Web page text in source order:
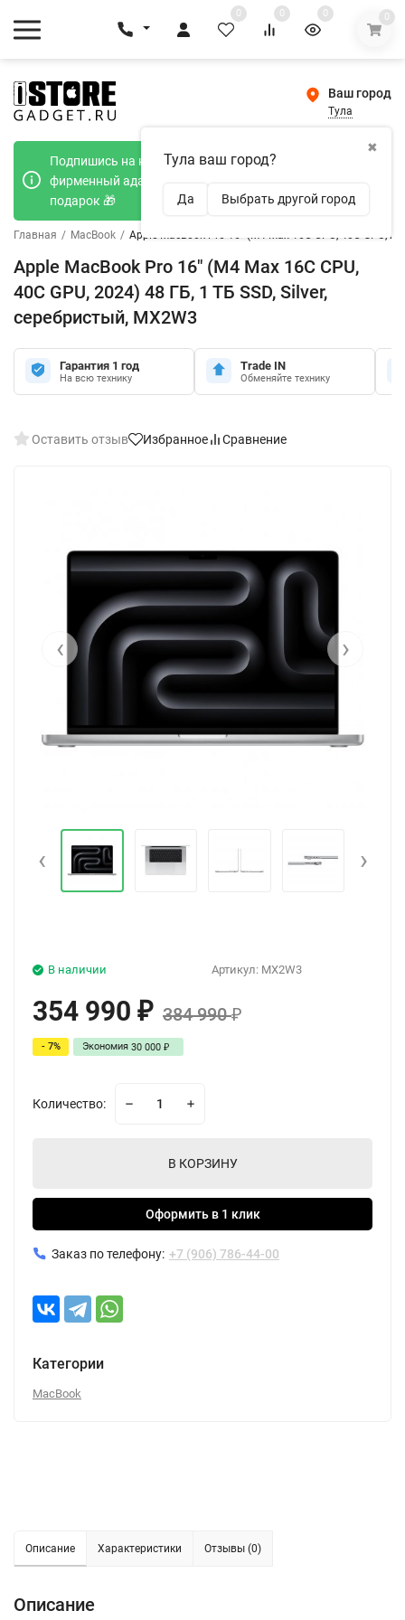
0 0 0 0
Ваш город
Тула
✖
Тула ваш город?
Да Выбрать другой город
Подпишись на наш телеграмм канал и получи
фирменный адаптер Type-C 20W при покупке в
подарок 🎁
Главная / MacBook / Apple MacBook Pro 16" (M4 Max 16C CPU, 40C GPU,
Apple MacBook Pro 16" (M4 Max 16C CPU,
40C GPU, 2024) 48 ГБ, 1 ТБ SSD, Silver,
серебристый, MX2W3
Гарантия 1 год
На всю технику
Trade IN
Обменяйте технику
Оставить отзыв Избранное Сравнение
‹ ›
‹ ›
Артикул: MX2W3
В наличии
354 990 ₽ 384 990₽
- 7% Экономия 30 000 ₽
Количество:
В КОРЗИНУ
Оформить в 1 клик
Заказ по телефону: +7 (906) 786-44-00
Категории
MacBook
Описание Характеристики Отзывы (0)
Описание